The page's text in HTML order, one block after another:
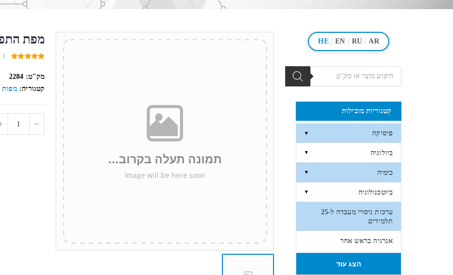
מפת
out
of
5
(
מק"ט: 2284
קטגוריה:מפות
HE / EN / RU / AR
מוצרים
search
קטגוריות מובילות
פיסיקה ▼
ביולוגיה ▼
כימיה ▼
ביוטכנולוגיה ▼
ערכות ניסויי מעבדה ל-25
תלמידים
אנרגיה בראש אחר
הצג עוד